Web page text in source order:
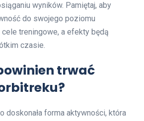
wyników. Pamiętaj, aby
do swojego poziomu
treningowe, a efekty będą
czasie.
trwać
doskonała forma aktywności, która